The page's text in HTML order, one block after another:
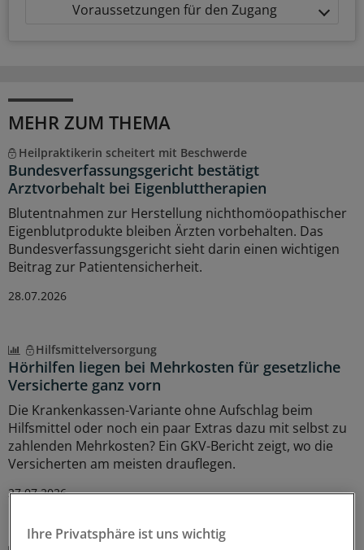
Voraussetzungen für den Zugang
MEHR ZUM THEMA
Heilpraktikerin scheitert mit Beschwerde
Bundesverfassungsgericht bestätigt
Arztvorbehalt bei Eigenbluttherapien
Blutentnahmen zur Herstellung nichthomöopathischer
Eigenblutprodukte bleiben Ärzten vorbehalten. Das
Bundesverfassungsgericht sieht darin einen wichtigen
Beitrag zur Patientensicherheit.
28.07.2026
Hilfsmittelversorgung
Hörhilfen liegen bei Mehrkosten für gesetzliche
Versicherte ganz vorn
Die Krankenkassen-Variante ohne Aufschlag beim
Hilfsmittel oder noch ein paar Extras dazu mit selbst zu
zahlenden Mehrkosten? Ein GKV-Bericht zeigt, wo die
Versicherten am meisten drauflegen.
27.07.2026
Ihre Privatsphäre ist uns wichtig